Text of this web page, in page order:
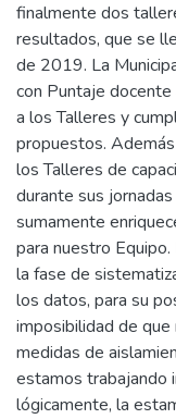
finalmente dos
resultados, que se
de 2019. La
con Puntaje
a los Talleres y
propuestos.
los Talleres de
durante sus
sumamente
para nuestro
la fase de
los datos, para su
imposibilidad de
medidas de
estamos trabajando
lógicamente, la